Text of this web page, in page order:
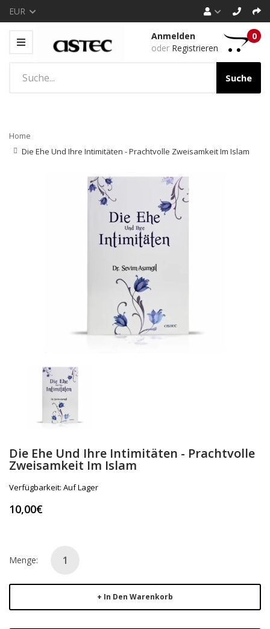
EUR
Anmelden
oder Registrieren
0
Suche
Home
Die Ehe Und Ihre Intimitäten - Prachtvolle Zweisamkeit Im Islam
Die Ehe Und Ihre Intimitäten - Prachtvolle
Zweisamkeit Im Islam
Verfügbarkeit: Auf Lager
10,00€
Menge:
In Den Warenkorb